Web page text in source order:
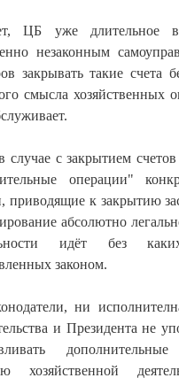
ЦБ уже длительное
незаконным
закрывать такие счета
смысла хозяйственных
случае с закрытием счетов
операции"
приводящие к закрытию
абсолютно
идёт без
законом.
ни
и Президента не
хозяйственной